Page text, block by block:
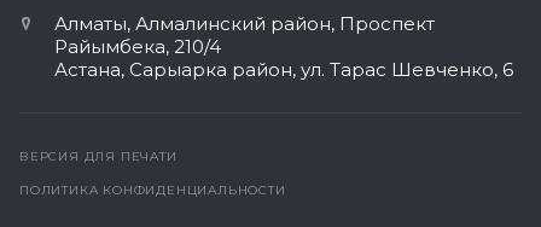
Алматы, ​Алмалинский район, Проспект
Райымбека, 210/4
Астана, Сарыарка район, ул. Тарас Шевченко, 6​
ВЕРСИЯ ДЛЯ ПЕЧАТИ
ПОЛИТИКА КОНФИДЕНЦИАЛЬНОСТИ